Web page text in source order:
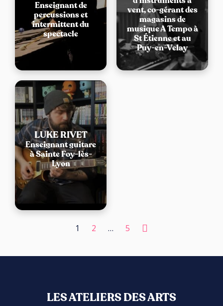
Enseignant de
percussions et
intermittent du
spectacle
vent, co-gérant des
magasins de
musique A Tempo à
St Étienne et au
Puy-en-Velay
LUKE RIVET
Enseignant guitare
à Sainte Foy-lès-
Lyon
DES
1 2 … 5
LES ATELIERS DES ARTS